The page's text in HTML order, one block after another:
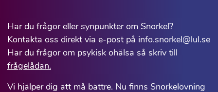
Har du frågor eller synpunkter om Snorkel?
Kontakta oss direkt via e-post på info.snorkel@lul.se
Har du frågor om psykisk ohälsa så skriv till
frågelådan.
Vi hjälper dig att må bättre. Nu finns Snorkelövning